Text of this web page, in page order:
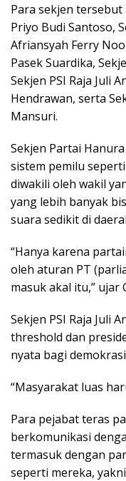
Para sekjen
Priyo Budi Santoso,
Afriansyah Ferry
Pasek Suardika,
Sekjen PSI Raja Juli
Hendrawan, serta
Mansuri.
Sekjen Partai
sistem pemilu
diwakili oleh wakil
yang lebih banyak
suara sedikit di
“Hanya karena
oleh aturan PT
masuk akal itu,” ujar
Sekjen PSI Raja Juli
threshold dan
nyata bagi
“Masyarakat luas
Para pejabat teras
berkomunikasi
termasuk dengan
seperti mereka,